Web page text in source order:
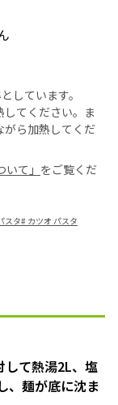
しています。
てください。ま
がら加熱してくだ
いて」 をご覧くだ
スタ# カツオ パスタ
して熱湯2L、塩
、麺が底に沈ま